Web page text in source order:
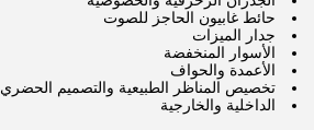
حائط غابيون الحاجز للصوت
جدار الميزات
الأسوار المنخفضة
الأعمدة والحواف
تخصيص المناظر الطبيعية والتصميم الحضري
الداخلية والخارجية